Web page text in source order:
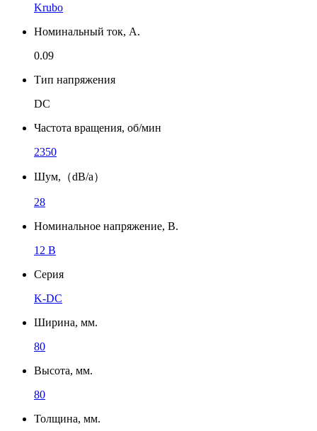
Krubo
Номинальный ток, А.
0.09
Тип напряжения
DC
Частота вращения, об/мин
2350
Шум,（dB/a）
28
Номинальное напряжение, В.
12 В
Серия
K-DC
Ширина, мм.
80
Высота, мм.
80
Толщина, мм.